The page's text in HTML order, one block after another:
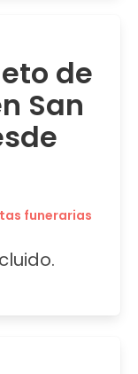
de
San
funerarias